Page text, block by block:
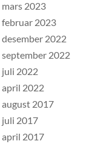
mars 2023
februar 2023
desember 2022
september 2022
juli 2022
april 2022
august 2017
juli 2017
april 2017